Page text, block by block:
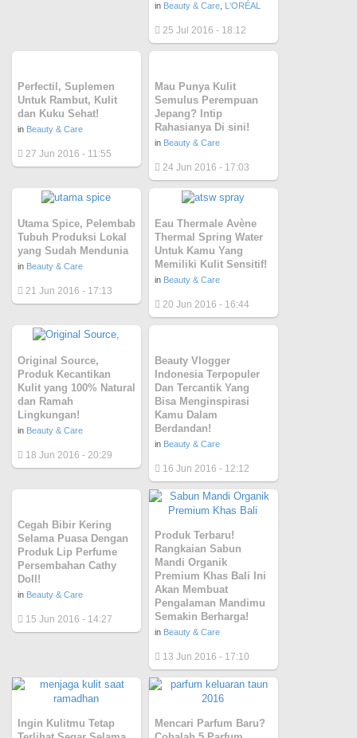
in Beauty & Care L'ORÉAL
25 Jul 2016 - 18:12
Perfectil, Suplemen
Untuk Rambut, Kulit
dan Kuku Sehat!
in Beauty & Care
27 Jun 2016 - 11:55
Mau Punya Kulit
Semulus Perempuan
Jepang? Intip
Rahasianya Di sini!
in Beauty & Care
24 Jun 2016 - 17:03
Utama Spice, Pelembab
Tubuh Produksi Lokal
yang Sudah Mendunia
in Beauty & Care
21 Jun 2016 - 17:13
Eau Thermale Avène
Thermal Spring Water
Untuk Kamu Yang
Memiliki Kulit Sensitif!
in Beauty & Care
20 Jun 2016 - 16:44
Original Source,
Produk Kecantikan
Kulit yang 100% Natural
dan Ramah
Lingkungan!
in Beauty & Care
18 Jun 2016 - 20:29
Beauty Vlogger
Indonesia Terpopuler
Dan Tercantik Yang
Bisa Menginspirasi
Kamu Dalam
Berdandan!
in Beauty & Care
16 Jun 2016 - 12:12
Cegah Bibir Kering
Selama Puasa Dengan
Produk Lip Perfume
Persembahan Cathy
Doll!
in Beauty & Care
15 Jun 2016 - 14:27
Produk Terbaru!
Rangkaian Sabun
Mandi Organik
Premium Khas Bali Ini
Akan Membuat
Pengalaman Mandimu
Semakin Berharga!
in Beauty & Care
13 Jun 2016 - 17:10
Ingin Kulitmu Tetap
Mencari Parfum Baru?